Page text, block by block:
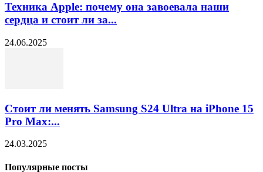
Техника Apple: почему она завоевала наши
сердца и стоит ли за...
24.06.2025
Стоит ли менять Samsung S24 Ultra на iPhone 15
Pro Max:...
24.03.2025
Популярные посты